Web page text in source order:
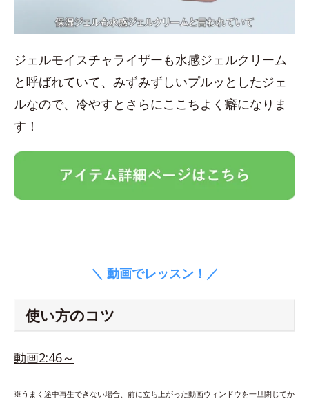
ジェルモイスチャライザーも水感ジェルクリーム
と呼ばれていて、みずみずしいプルッとしたジェ
ルなので、冷やすとさらにここちよく癖になりま
す！
＼ 動画でレッスン！／
使い方のコツ
動画2:46～
※うまく途中再生できない場合、前に立ち上がった動画ウィンドウを一旦閉じてか